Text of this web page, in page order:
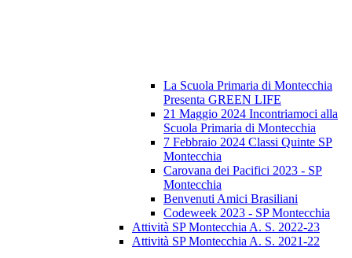
La Scuola Primaria di Montecchia
Presenta GREEN LIFE
21 Maggio 2024 Incontriamoci alla
Scuola Primaria di Montecchia
7 Febbraio 2024 Classi Quinte SP
Montecchia
Carovana dei Pacifici 2023 - SP
Montecchia
Benvenuti Amici Brasiliani
Codeweek 2023 - SP Montecchia
Attività SP Montecchia A. S. 2022-23
Attività SP Montecchia A. S. 2021-22